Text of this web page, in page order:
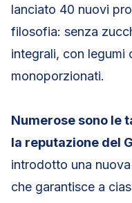
lanciato 40 nuovi
filosofia: senza
integrali, con legumi
monoporzionati.
Numerose sono le
la reputazione del
introdotto una
che garantisce a